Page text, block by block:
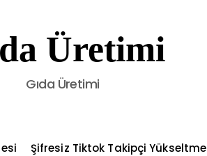
Üretimi
Gıda Üretimi
Şifresiz Tiktok Takipçi Yükseltme